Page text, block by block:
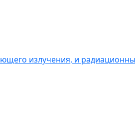
излучения, и